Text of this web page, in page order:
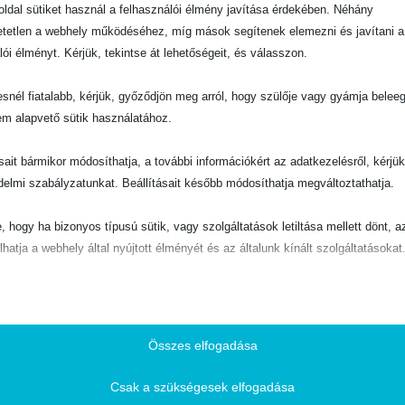
sütiket használ a felhasználói élmény javítása érdekében. Néhány
a webhely működéséhez, míg mások segítenek elemezni és javítani a
élményt. Kérjük, tekintse át lehetőségeit, és válasszon.
fiatalabb, kérjük, győződjön meg arról, hogy szülője vagy gyámja
alapvető sütik használatához.
bármikor módosíthatja, a további információkért az adatkezelésről,
szabályzatunkat. Beállításait később módosíthatja megváltoztathatja.
hogy ha bizonyos típusú sütik, vagy szolgáltatások letiltása mellett dönt,
a webhely által nyújtott élményét és az általunk kínált szolgáltatásokat.
szolgáltatások a GDPR szerint nem igénylik a felhasználó hozzájárulását.
Összes elfogadása
Csak a szükségesek elfogadása